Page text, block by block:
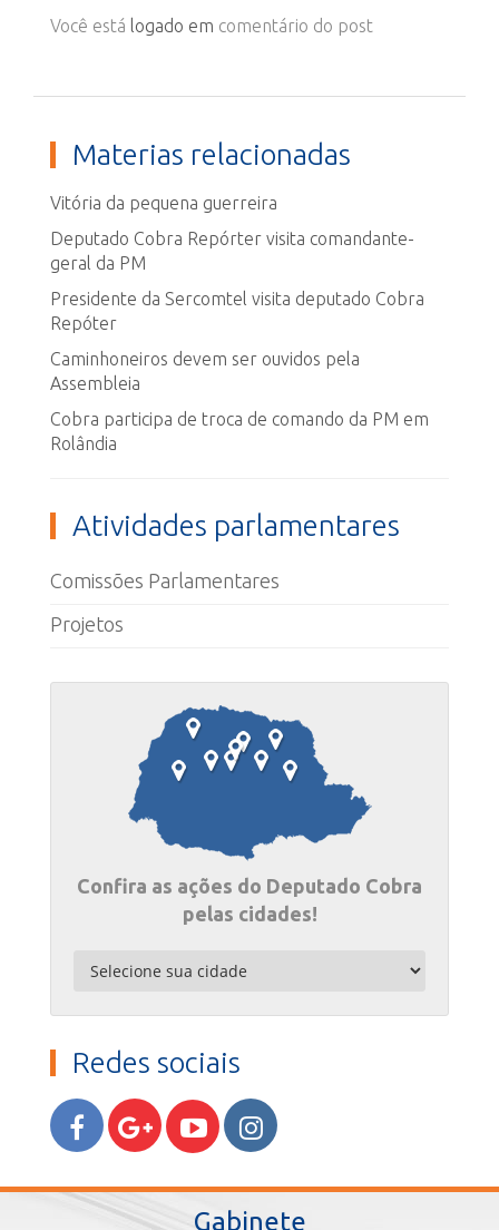
Você está logado em comentário do post
Materias relacionadas
Vitória da pequena guerreira
Deputado Cobra Repórter visita comandante-
geral da PM
Presidente da Sercomtel visita deputado Cobra
Repóter
Caminhoneiros devem ser ouvidos pela
Assembleia
Cobra participa de troca de comando da PM em
Rolândia
Atividades parlamentares
Comissões Parlamentares
Projetos
Confira as ações do Deputado Cobra
pelas cidades!
Redes sociais
Gabinete